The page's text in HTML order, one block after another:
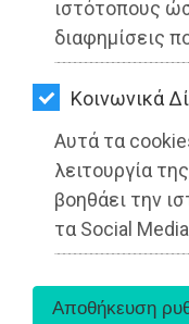
ιστότοπους
διαφημίσεις
Kοινωνικά
Αυτά τα
λειτουργία
βοηθάει την
τα Social
OΔΗΓΟΣ
ΑΓΟΡΑΣ
ΨΙΘΥΡΟΙ
ΑΠΟΣΤΟΛΗ
ΑΡΘΡΩΝ
aboutus
Βαρνάβας